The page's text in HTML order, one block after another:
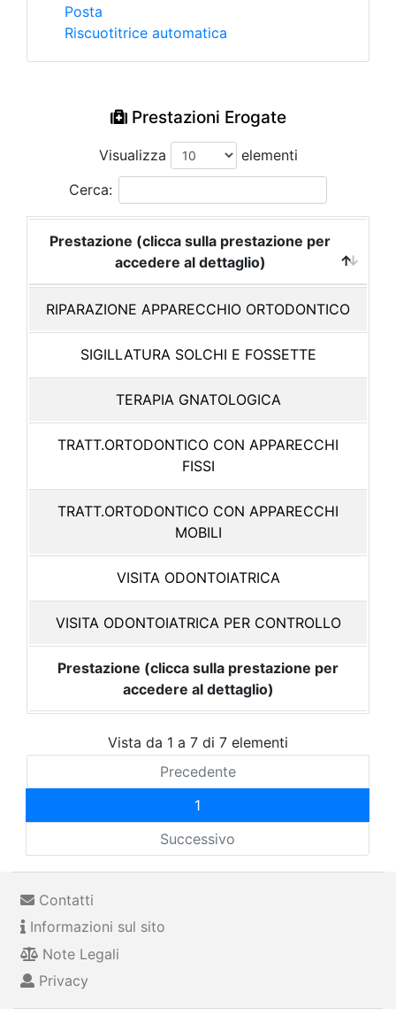
Posta
Riscuotitrice automatica
Prestazioni Erogate
Visualizza
elementi
Cerca:
Prestazione (clicca sulla prestazione per
accedere al dettaglio)
RIPARAZIONE APPARECCHIO ORTODONTICO
SIGILLATURA SOLCHI E FOSSETTE
TERAPIA GNATOLOGICA
TRATT.ORTODONTICO CON APPARECCHI
FISSI
TRATT.ORTODONTICO CON APPARECCHI
MOBILI
VISITA ODONTOIATRICA
VISITA ODONTOIATRICA PER CONTROLLO
Prestazione (clicca sulla prestazione per
accedere al dettaglio)
Vista da 1 a 7 di 7 elementi
Precedente
1
Successivo
Contatti
Informazioni sul sito
Note Legali
Privacy